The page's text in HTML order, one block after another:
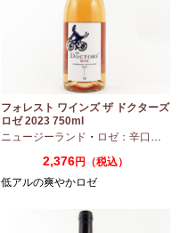
・カベルネフラン
フォレスト ワインズ ザ ドクターズ
ロゼ 2023 750ml
ニュージーランド ・ ロゼ：辛口 ・
2,376円（税込）
低アルの爽やかロゼ